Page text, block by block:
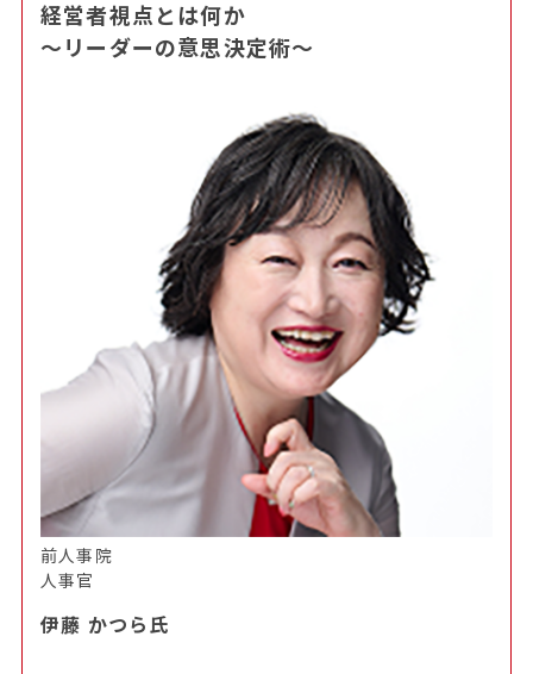
経営者視点とは何か
～リーダーの意思決定術～
前人事院
人事官
伊藤 かつら氏